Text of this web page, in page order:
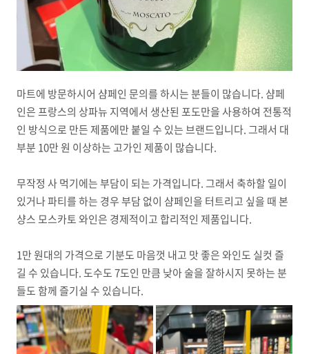
마트에 방문하시어 샴페인 문의를 하시는 분들이 많습니다. 샴페
인은 프랑스의 상파뉴 지역에서 생산된 포도만을 사용하여 전통적
인 방식으로 만든 제품에만 붙일 수 있는 브랜드입니다. 그래서 대
부분 10만 원 이상하는 고가인 제품이 많습니다.
무작정 사 먹기에는 부담이 되는 가격입니다. 그래서 축하할 일이
있거나 파티를 하는 경우 부담 없이 샴페인을 터트리고 싶을 때 본
샹스 모스카토 와인은 경제적이고 합리적인 제품입니다.
1만 원대의 가격으로 기분도 마음껏 내고 맛 좋은 와인도 실컷 즐
길 수 있습니다. 도수도 7도인 만큼 낮아 술을 잘하시지 못하는 분
들도 함께 즐기실 수 있습니다.